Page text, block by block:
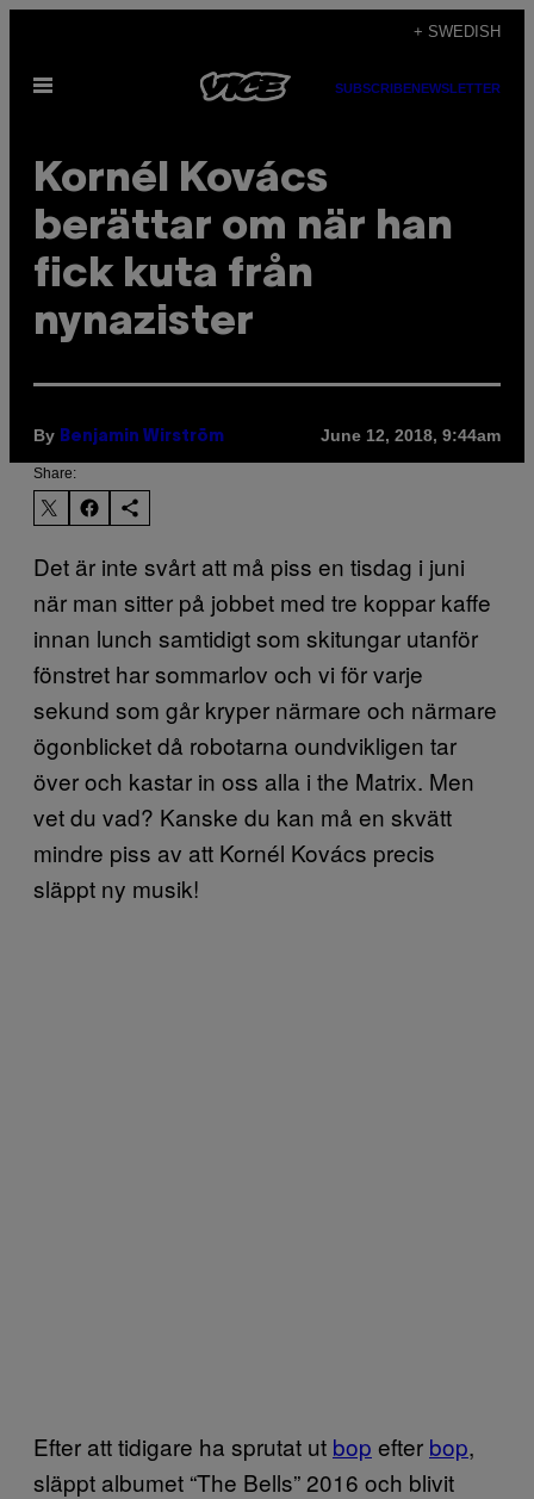
content
+ SWEDISH
Open
SUBSCRIBENEWSLETTER
Kornél Kovács
berättar om när han
fick kuta från
nynazister
By Benjamin Wirström June 12, 2018, 9:44am
Share:
Det är inte svårt att må piss en tisdag i juni
när man sitter på jobbet med tre koppar kaffe
innan lunch samtidigt som skitungar utanför
fönstret har sommarlov och vi för varje
sekund som går kryper närmare och närmare
ögonblicket då robotarna oundvikligen tar
över och kastar in oss alla i the Matrix. Men
vet du vad? Kanske du kan må en skvätt
mindre piss av att Kornél Kovács precis
släppt ny musik!
Efter att tidigare ha sprutat ut bop efter bop,
släppt albumet “The Bells” 2016 och blivit